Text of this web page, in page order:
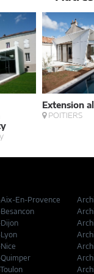
Extension
POITIERS
En-Provence